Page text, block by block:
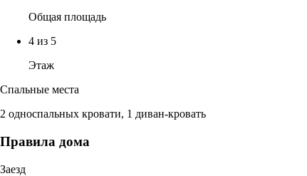
Общая площадь
4 из 5
Этаж
Спальные места
2 односпальных кровати, 1 диван-кровать
Правила дома
Заезд